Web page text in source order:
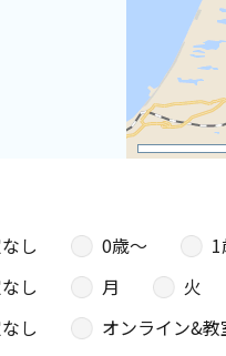
し 0歳〜
し 月 火
し オンライン&教